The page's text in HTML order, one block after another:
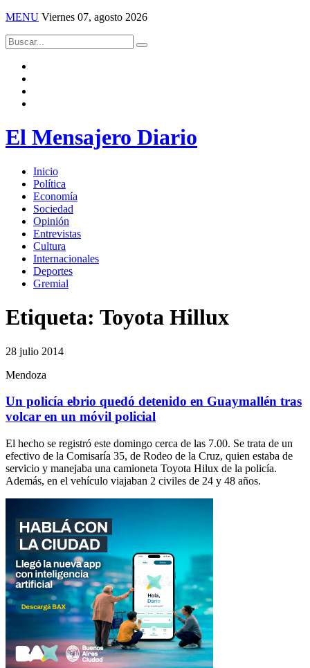
MENU Viernes 07, agosto 2026
El Mensajero Diario
Inicio
Política
Economía
Sociedad
Opinión
Entrevistas
Cultura
Internacionales
Deportes
Gremial
Etiqueta: Toyota Hillux
28 julio 2014
Mendoza
Un policía ebrio quedó detenido en Guaymallén tras
volcar en un móvil policial
El hecho se registró este domingo cerca de las 7.00. Se trata de un
efectivo de la Comisaría 35, de Rodeo de la Cruz, quien estaba de
servicio y manejaba una camioneta Toyota Hilux de la policía.
Además, en el vehículo viajaban 2 civiles de 24 y 48 años.